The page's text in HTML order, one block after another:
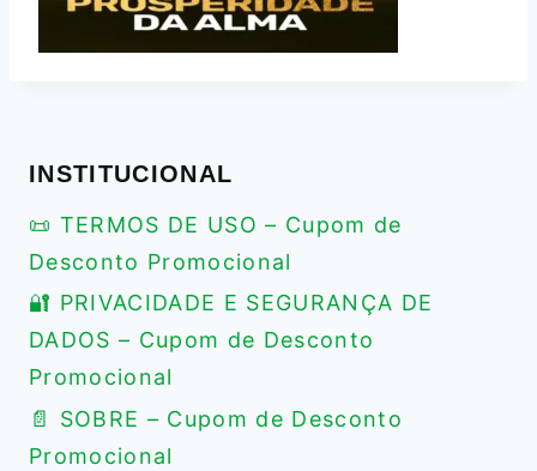
INSTITUCIONAL
📜 TERMOS DE USO – Cupom de
Desconto Promocional
🔐 PRIVACIDADE E SEGURANÇA DE
DADOS – Cupom de Desconto
Promocional
📄 SOBRE – Cupom de Desconto
Promocional